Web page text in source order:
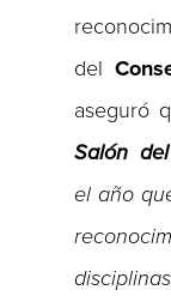
del
aseguró
Salón
el año